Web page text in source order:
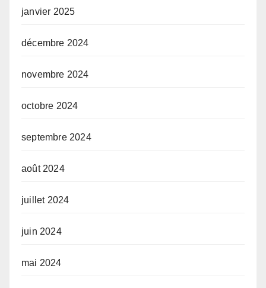
janvier 2025
décembre 2024
novembre 2024
octobre 2024
septembre 2024
août 2024
juillet 2024
juin 2024
mai 2024